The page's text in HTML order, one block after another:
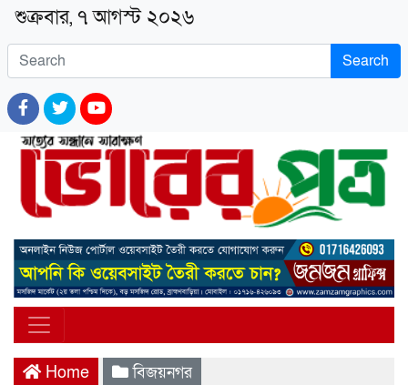
শুক্রবার, ৭ আগস্ট ২০২৬
Search
Home বিজয়নগর